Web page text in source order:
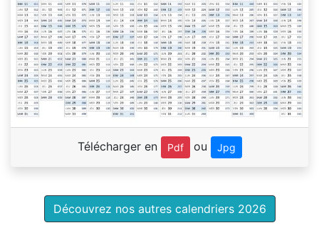
Télécharger en Pdf ou Jpg
Découvrez nos autres calendriers 2026